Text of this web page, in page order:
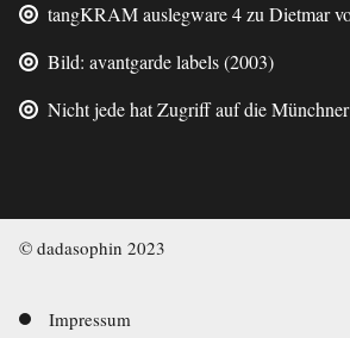
tangKRAM auslegware 4 zu Dietmar
Bild: avantgarde labels (2003)
Nicht jede hat Zugriff auf die
© dadasophin 2023
Footer-
Impressum